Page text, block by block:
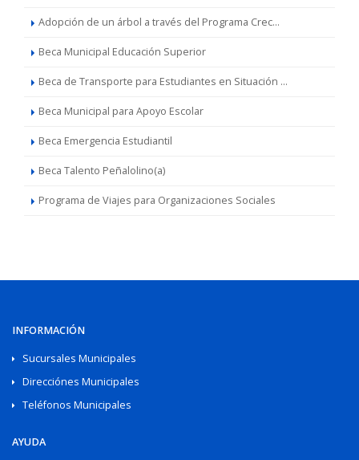
Adopción de un árbol a través del Programa Crec...
Beca Municipal Educación Superior
Beca de Transporte para Estudiantes en Situación ...
Beca Municipal para Apoyo Escolar
Beca Emergencia Estudiantil
Beca Talento Peñalolino(a)
Programa de Viajes para Organizaciones Sociales
INFORMACIÓN
Sucursales Municipales
Direcciónes Municipales
Teléfonos Municipales
AYUDA